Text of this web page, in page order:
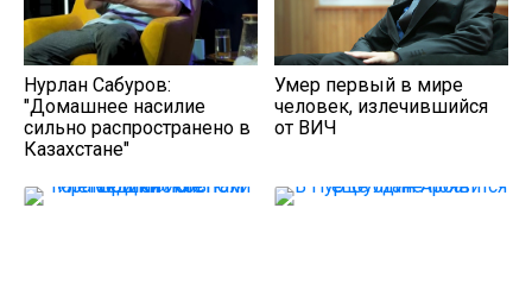
Нурлан Сабуров:
"Домашнее насилие
сильно распространено в
Казахстане"
Умер первый в мире
человек, излечившийся
от ВИЧ